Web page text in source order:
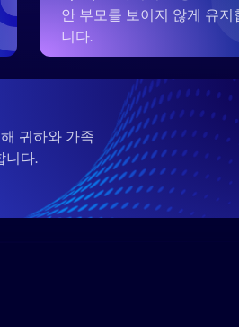
안 부모를 보이지 않게 유지
니다.
귀하와 가족
니다.